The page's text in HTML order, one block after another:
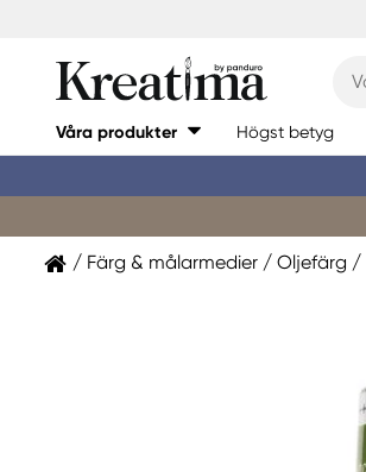
Våra produkter Högst betyg
Färg & målarmedier Oljefärg